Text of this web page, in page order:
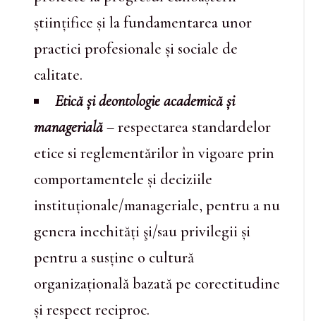
științifice și la fundamentarea unor
practici profesionale și sociale de
calitate.
Etică și deontologie academică și
managerială– respectarea standardelor
etice si reglementărilor în vigoare prin
comportamentele și deciziile
instituționale/manageriale, pentru a nu
genera inechități şi/sau privilegii și
pentru a susține o cultură
organizațională bazată pe corectitudine
și respect reciproc.